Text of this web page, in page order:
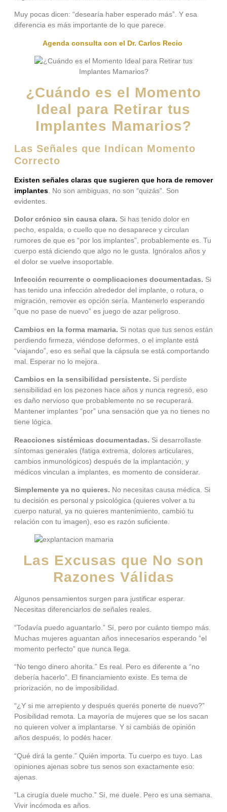
Muy pocas dicen: “desearía haber esperado más”. Y esa
diferencia es más importante de lo que parece.
Agenda consulta con el Dr. Carlos Recio
¿Cuándo es el Momento
Ideal para Retirar tus
Implantes Mamarios?
Las Señales que Indican Momento
Correcto
Existen señales claras que sugieren que hora de remover
implantes . No son ambiguas, no son “quizás”. Son
evidentes.
Dolor crónico sin causa clara. Si has tenido dolor en
pecho, espalda, o cuello que no desaparece y circulan
rumores de que es “por los implantes”, probablemente es. Tu
cuerpo está diciendo que algo no le gusta. Ignóralos años y
el dolor se vuelve insoportable.
Infección recurrente o complicaciones documentadas. Si
has tenido una infección alrededor del implante, o rotura, o
migración, remover es opción sería. Mantenerlo esperando
“que no pase de nuevo” es juego de azar peligroso.
Cambios en la forma mamaria. Si notas que tus senos están
perdiendo firmeza, viéndose deformes, o el implante está
“viajando”, eso es señal que la cápsula se está comportando
mal. Esperar no lo mejora.
Cambios en la sensibilidad persistente. Si perdiste
sensibilidad en los pezones hace años y nunca regresó, eso
es daño nervioso que probablemente no se recuperará.
Mantener implantes “por” una sensación que ya no tienes no
tiene lógica.
Reacciones sistémicas documentadas. Si desarrollaste
síntomas generales (fatiga extrema, dolores articulares,
cambios inmunológicos) después de la implantación, y
médicos vinculan a implantes, es momento de considerar.
Simplemente ya no quieres. No necesitas causa médica. Si
tu decisión es personal y psicológica (quieres volver a tu
cuerpo natural, ya no quieres mantenimiento, cambió tu
relación con tu imagen), eso es razón suficiente.
Las Excusas que No son
Razones Válidas
Algunos pensamientos surgen para justificar esperar.
Necesitas diferenciarlos de señales reales.
“Todavía puedo aguantarlo.” Sí, pero por cuánto tiempo más.
Muchas mujeres aguantan años innecesarios esperando “el
momento perfecto” que nunca llega.
“No tengo dinero ahorita.” Es real. Pero es diferente a “no
debería hacerlo”. El financiamiento existe. Es tema de
priorización, no de imposibilidad.
“¿Y si me arrepiento y después querés ponerte de nuevo?”
Posibilidad remota. La mayoría de mujeres que se los sacan
no quieren volver a implantarse. Y si cambiás de opinión
años después, lo podés hacer.
“Qué dirá la gente.” Quién importa. Tu cuerpo es tuyo. Las
opiniones ajenas sobre tus senos son exactamente eso:
ajenas.
“La cirugía duele mucho.” Sí, me duele. Pero es una semana.
Vivir incómoda es años.